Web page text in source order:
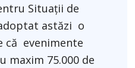
Situații de
adoptat astăzi o
că evenimente
maxim 75.000 de